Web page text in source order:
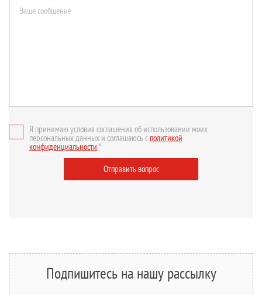
Я принимаю условия соглашения об использовании моих
персональных данных и соглашаюсь сполитикой
конфиденциальности.*
Отправить вопрос
Подпишитесь на нашу рассылку